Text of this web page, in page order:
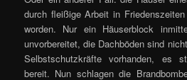
durch fleißige Arbeit in
worden. Nur ein Häuserblock
unvorbereitet, die Dachböden sind
Selbstschutzkräfte vorhanden, es
bereit. Nun schlagen die